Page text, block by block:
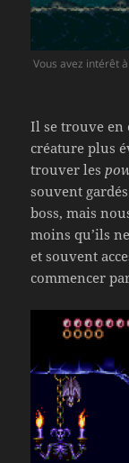
Vous avez intérêt
Il se trouve en
créature plus
trouver les
souvent
boss, mais
moins qu’ils
et souvent
commencer